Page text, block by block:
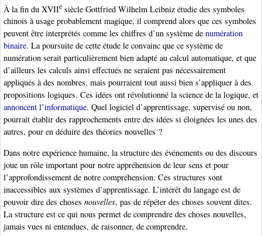
À la fin du XVIIe siècle Gottfried Wilhelm Leibniz étudie des symboles
chinois à usage probablement magique, il comprend alors que ces symboles
peuvent être interprétés comme les chiffres d’un système de numération
binaire. La poursuite de cette étude le convainc que ce système de
numération serait particulièrement bien adapté au calcul automatique, et que
d’ailleurs les calculs ainsi effectués ne seraient pas nécessairement
appliqués à des nombres, mais pourraient tout aussi bien s’appliquer à des
propositions logiques. Ces idées ont révolutionné la science de la logique, et
annoncent l’informatique. Quel logiciel d’apprentissage, supervisé ou non,
pourrait établir des rapprochements entre des idées si éloignées les unes des
autres, pour en déduire des théories nouvelles ?
Dans notre expérience humaine, la structure des événements ou des discours
joue un rôle important pour notre appréhension de leur sens et pour
l’approfondissement de notre compréhension. Ces structures sont
inaccessibles aux systèmes d’apprentissage. L’intérêt du langage est de
pouvoir dire des choses nouvelles, pas de répéter des choses souvent dites.
La structure est ce qui nous permet de comprendre des choses nouvelles,
jamais vues ni entendues, de raisonner, de comprendre.